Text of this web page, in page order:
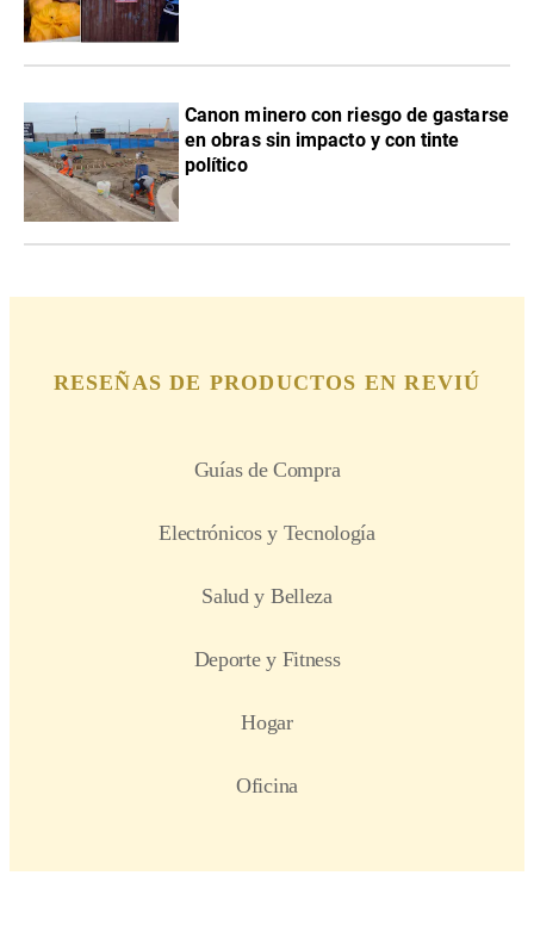
Canon minero con riesgo de gastarse
en obras sin impacto y con tinte
político